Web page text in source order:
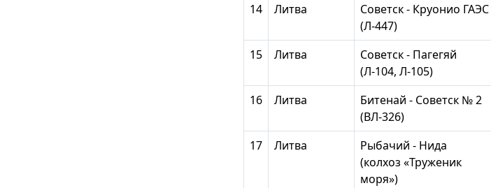
14 Литва
Советск - Круонио ГАЭС
(Л-447)
15 Литва
Советск - Пагегяй
(Л-104, Л-105)
16 Литва
Битенай - Советск № 2
(ВЛ-326)
17 Литва
Рыбачий - Нида
(колхоз «Труженик
моря»)